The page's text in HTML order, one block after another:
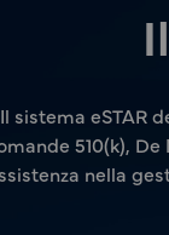
Il sistema eSTAR
510(k),
nella